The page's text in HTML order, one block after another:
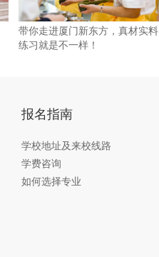
带你走进厦门新东方，真材实料
练习就是不一样！
报名指南
学校地址及来校线路
学费咨询
如何选择专业